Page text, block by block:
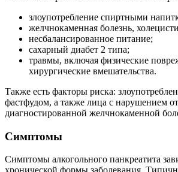
злоупотребление спиртными
желчнокаменная болезнь,
несбалансированное питание;
сахарный диабет 2 типа;
травмы, включая физические
хирургические вмешательства.
Также есть факторы риска:
фастфудом, а также лица с нарушением
диагностированной желчнокаменной
Симптомы
Симптомы алкогольного панкреатита